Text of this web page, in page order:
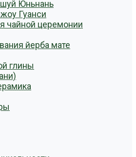
Юньнань
Гуанси
чайной церемонии
йерба мате
глины